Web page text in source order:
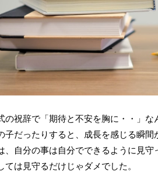
の祝辞で「期待と不安を胸に・・」
子だったりすると、成長を感じる瞬間
、自分の事は自分でできるように見守
ては見守るだけじゃダメでした。